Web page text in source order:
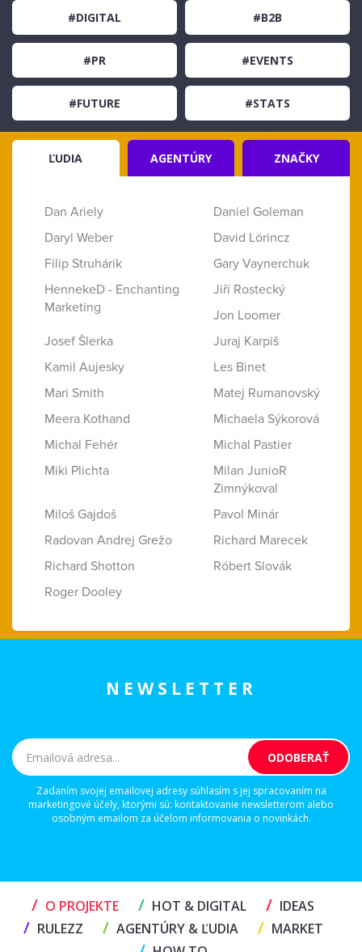
#DIGITAL #B2B
#PR #EVENTS
#FUTURE #STATS
ĽUDIA AGENTÚRY ZNAČKY
Dan Ariely
Daniel Goleman
Daryl Weber
David Lörincz
Filip Struhárik
Gary Vaynerchuk
HennekeD - Enchanting
Marketing
Jiří Rostecký
Jon Loomer
Josef Šlerka
Juraj Karpiš
Kamil Aujesky
Les Binet
Mari Smith
Matej Rumanovský
Meera Kothand
Michaela Sýkorová
Michal Fehér
Michal Pastier
Miki Plichta
Milan JunioR
Zimnýkoval
Miloš Gajdoš
Pavol Minár
Radovan Andrej Grežo
Richard Marecek
Richard Shotton
Róbert Slovák
Roger Dooley
NEWSLETTER
Zadaním svojej emailovej adresy súhlasím s jej spracovaním na
marketingové účely, ktorými sú: kontaktovanie newsletterom alebo
osobným emailom za účelom informovania o novinkách.
/ O PROJEKTE / HOT & DIGITAL / IDEAS
/ RULEZZ / AGENTÚRY & ĽUDIA / MARKET